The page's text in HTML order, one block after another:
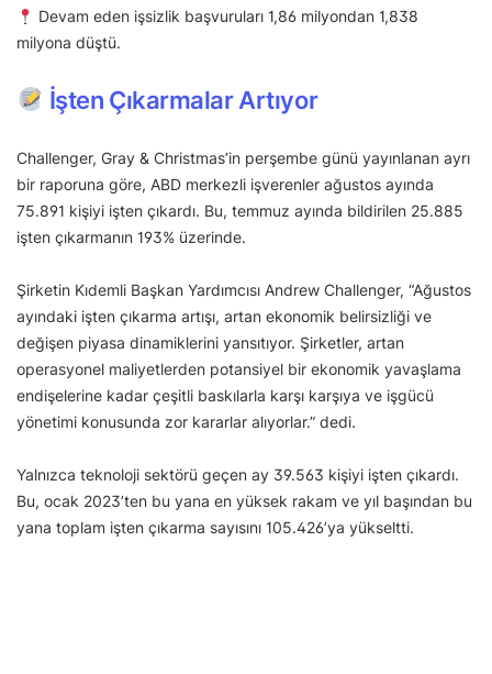
Devam eden işsizlik başvuruları 1,86 milyondan 1,838
milyona düştü.
İşten Çıkarmalar Artıyor
Challenger, Gray & Christmas’in perşembe günü yayınlanan ayrı
bir raporuna göre, ABD merkezli işverenler ağustos ayında
75.891 kişiyi işten çıkardı. Bu, temmuz ayında bildirilen 25.885
işten çıkarmanın 193% üzerinde.
Şirketin Kıdemli Başkan Yardımcısı Andrew Challenger, “Ağustos
ayındaki işten çıkarma artışı, artan ekonomik belirsizliği ve
değişen piyasa dinamiklerini yansıtıyor. Şirketler, artan
operasyonel maliyetlerden potansiyel bir ekonomik yavaşlama
endişelerine kadar çeşitli baskılarla karşı karşıya ve işgücü
yönetimi konusunda zor kararlar alıyorlar.” dedi.
Yalnızca teknoloji sektörü geçen ay 39.563 kişiyi işten çıkardı.
Bu, ocak 2023’ten bu yana en yüksek rakam ve yıl başından bu
yana toplam işten çıkarma sayısını 105.426’ya yükseltti.